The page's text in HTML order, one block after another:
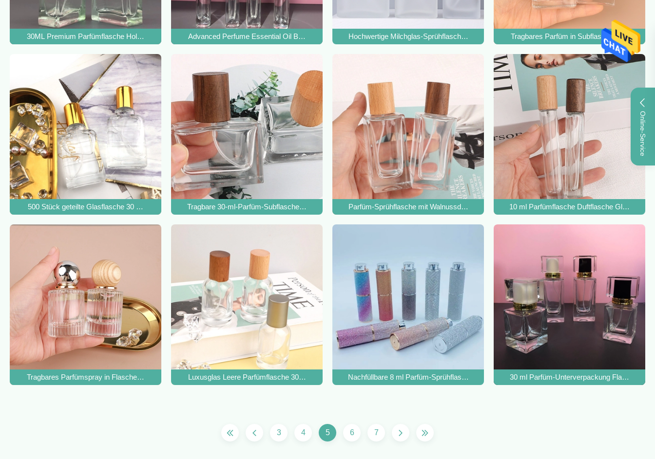
Online-Service
30ML Premium Parfümflasche Holzdeckel tragbar Glas leer 500StAdvanced Perfume Essential Oil Ball Flasche 10ml Holzkappe BallHochwertige Milchglas-Sprühflasche Parfüm 25 ml 50 ml 100 mlTragbares Parfüm in Subflaschen, 30 ml,
500 Stück geteilte Glasflasche 30 ml schraubenförmige quadratische ParfümprobeTragbare 30-ml-Parfüm-Subflasche Glasspray Walnuss-Buchen-AbdeckungParfüm-Sprühflasche mit Walnussduft, tragbar, 30 ml, 50 ml, Glas10 ml Parfümflasche Duftflasche
Tragbares Parfümspray in Flaschen 30 ml 50 ml Glas leer NussbaumLuxusglas Leere Parfümflasche 30ml Clear Spray 500 StkNachfüllbare 8 ml Parfüm-Sprühflasche Glas Rotierendes Leder30 ml Parfüm-Unterverpackung Flasche 50
3 4 5 6 7